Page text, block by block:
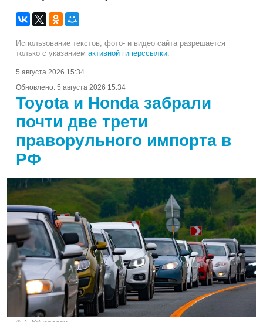
Использование текстов, фото- и видео сайта разрешается
только с указанием активной гиперссылки
5 августа 2026 15:34
Обновлено: 5 августа 2026 15:34
Toyota и Honda забрали
почти две трети
праворульного импорта в
РФ